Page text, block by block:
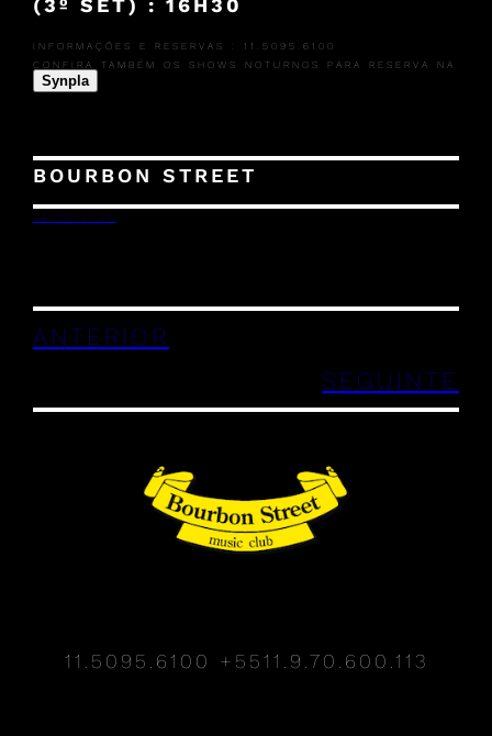
(3º SET) : 16H30
INFORMAÇÕES E RESERVAS : 11.5095.6100
CONFIRA TAMBÉM OS SHOWS NOTURNOS PARA RESERVA NA
Synpla
BOURBON STREET
26/06/2024
ANTERIOR
SEGUINTE
11.5095.6100 +5511.9.70.600.113